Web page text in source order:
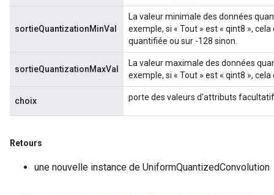
sortieQuantizationMinVal
La valeur minimale des données
exemple, si « Tout » est « qint8 »,
quantifiée ou sur -128 sinon.
sortieQuantizationMaxVal
La valeur maximale des données
exemple, si « Tout » est « qint8 »,
choix porte des valeurs d'attributs
Retours
une nouvelle instance de UniformQuantizedConvolution